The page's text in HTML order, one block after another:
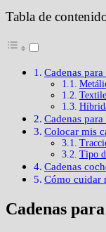
Tabla de
Cadenas
Cadenas
Colocar mis
Tipo
Cadenas
Cómo cuidar
Cadenas